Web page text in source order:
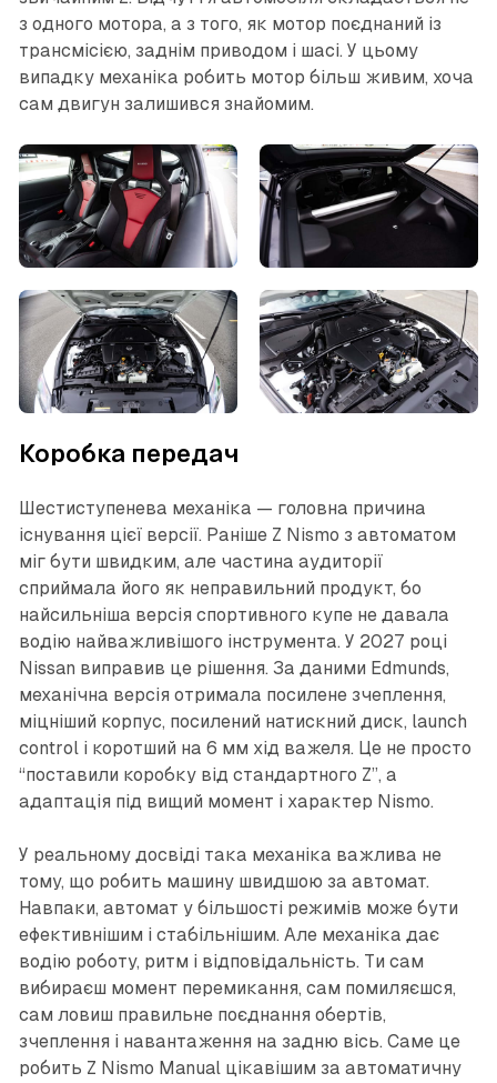
з одного мотора, а з того, як мотор поєднаний із
трансмісією, заднім приводом і шасі. У цьому
випадку механіка робить мотор більш живим, хоча
сам двигун залишився знайомим.
Коробка передач
Шестиступенева механіка — головна причина
існування цієї версії. Раніше Z Nismo з автоматом
міг бути швидким, але частина аудиторії
сприймала його як неправильний продукт, бо
найсильніша версія спортивного купе не давала
водію найважливішого інструмента. У 2027 році
Nissan виправив це рішення. За даними Edmunds,
механічна версія отримала посилене зчеплення,
міцніший корпус, посилений натискний диск, launch
control і коротший на 6 мм хід важеля. Це не просто
“поставили коробку від стандартного Z”, а
адаптація під вищий момент і характер Nismo.
У реальному досвіді така механіка важлива не
тому, що робить машину швидшою за автомат.
Навпаки, автомат у більшості режимів може бути
ефективнішим і стабільнішим. Але механіка дає
водію роботу, ритм і відповідальність. Ти сам
вибираєш момент перемикання, сам помиляєшся,
сам ловиш правильне поєднання обертів,
зчеплення і навантаження на задню вісь. Саме це
робить Z Nismo Manual цікавішим за автоматичну